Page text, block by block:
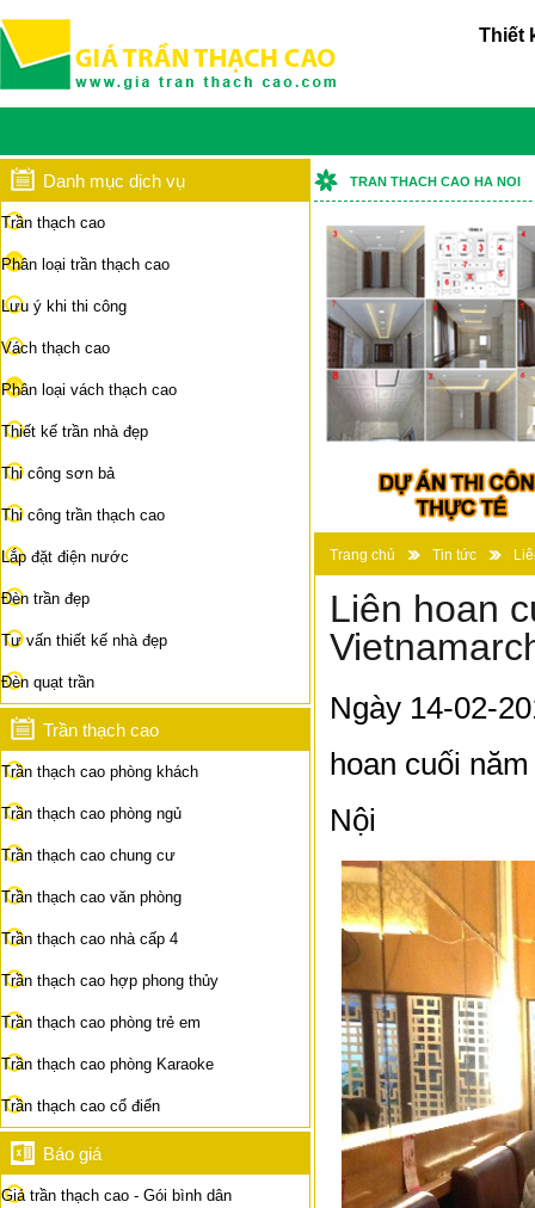
Thiết
Danh mục dịch vụ
Trần thạch cao
Phân loại trần thạch cao
Lưu ý khi thi công
Vách thạch cao
Phân loại vách thạch cao
Thiết kế trần nhà đẹp
Thi công sơn bả
Thi công trần thạch cao
Lắp đặt điện nước
Đèn trần đẹp
Tư vấn thiết kế nhà đẹp
Đèn quạt trần
Trần thạch cao
Trần thạch cao phòng khách
Trần thạch cao phòng ngủ
Trần thạch cao chung cư
Trần thạch cao văn phòng
Trần thạch cao nhà cấp 4
Trần thạch cao hợp phong thủy
Trần thạch cao phòng trẻ em
Trần thạch cao phòng Karaoke
Trần thạch cao cổ điển
Báo giá
Giá trần thạch cao - Gói bình dân
TRAN THACH CAO HA NOI
Trang chủ Tin tức
Liên hoan
Ngày 14-02-
hoan cuối
Nội